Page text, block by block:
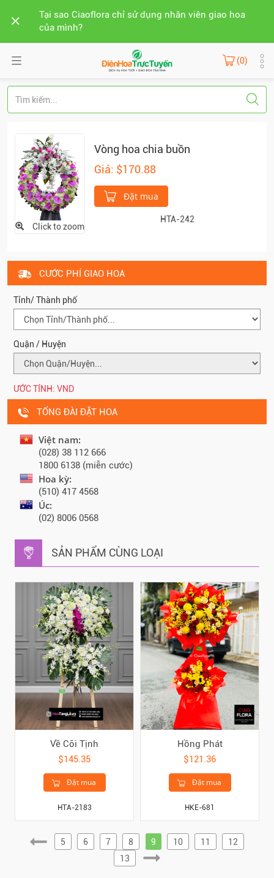
Tại sao Ciaoflora chỉ sử dụng nhân viên giao hoa
của mình?
(0)
Click to zoom
Vòng hoa chia buồn
Giá: $170.88
Đặt mua
HTA-242
CƯỚC PHÍ GIAO HOA
Tỉnh/ Thành phố
Quận / Huyện
ƯỚC TÍNH: VND
TỔNG ĐÀI ĐẶT HOA
Việt nam:
(028) 38 112 666
1800 6138 (miễn cước)
Hoa kỳ:
(510) 417 4568
Úc:
(02) 8006 0568
SẢN PHẨM CÙNG LOẠI
Về Cõi Tịnh
$145.35
Đặt mua
HTA-2183
Hồng Phát
$121.36
Đặt mua
HKE-681
5 6 7 8 9 10 11
12
13